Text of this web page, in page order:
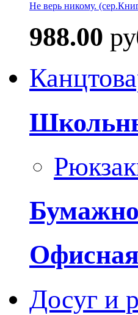
Не верь никому.
988.00
Досуг и